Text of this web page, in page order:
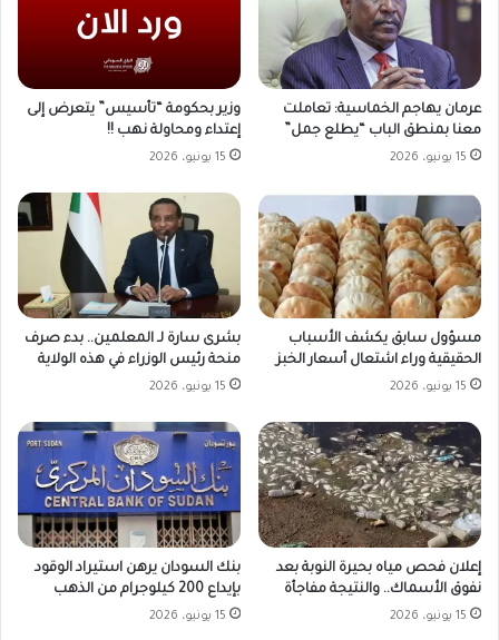
عرمان يهاجم الخماسية: تعاملت
معنا بمنطق الباب “يطلع جمل”
15 يونيو، 2026
وزير بحكومة “تأسيس” يتعرض إلى
إعتداء ومحاولة نهب !!
15 يونيو، 2026
مسؤول سابق يكشف الأسباب
الحقيقية وراء اشتعال أسعار الخبز
15 يونيو، 2026
بشرى سارة لـ المعلمين.. بدء صرف
منحة رئيس الوزراء في هذه الولاية
15 يونيو، 2026
إعلان فحص مياه بحيرة النوبة بعد
نفوق الأسماك.. والنتيجة مفاجأة
15 يونيو، 2026
بنك السودان يرهن استيراد الوقود
بإيداع 200 كيلوجرام من الذهب
15 يونيو، 2026